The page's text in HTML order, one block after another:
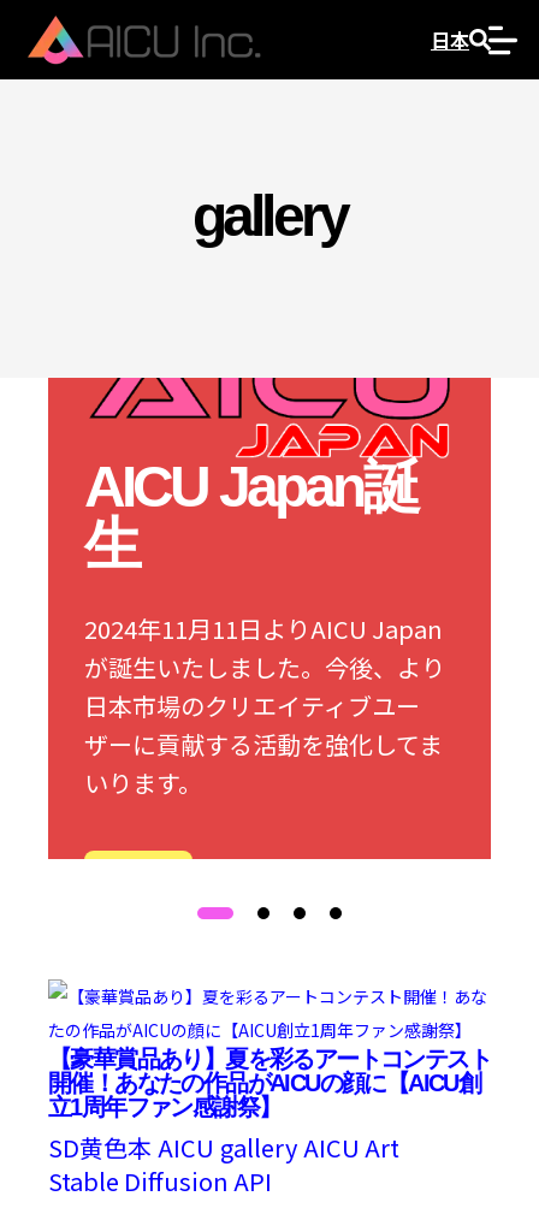
日本
gallery
AICU Japan誕
生
2024年11月11日よりAICU Japan
が誕生いたしました。今後、より
日本市場のクリエイティブユー
ザーに貢献する活動を強化してま
いります。
【豪華賞品あり】夏を彩るアートコンテスト
開催！あなたの作品がAICUの顔に【AICU創
立1周年ファン感謝祭】
SD黄色本 AICU galleryAICU Art
Stable Diffusion API